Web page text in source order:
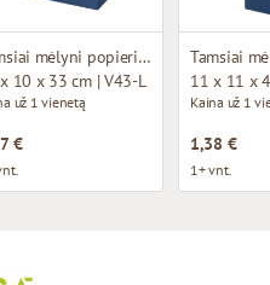
Tamsiai mėlyni popieriniai maišeliai su atlasinio kaspino rankenomis
10 x 33 cm | V43-L
už 1 vienetą
€
11 x 11 x
Kaina už 1
1,38 €
1+ vnt.